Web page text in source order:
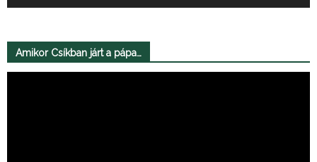
Amikor Csíkban járt a pápa…